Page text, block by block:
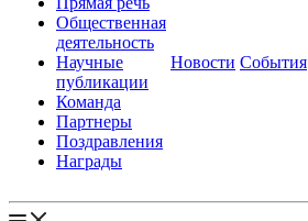
Общественная
деятельность
Научные
публикации
Команда
Партнеры
Поздравления
Награды
Новости События